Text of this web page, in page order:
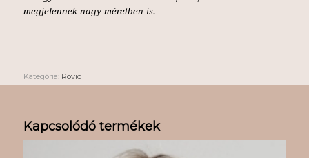
megjelennek nagy méretben is.
Kategória: Rövid
Kapcsolódó termékek